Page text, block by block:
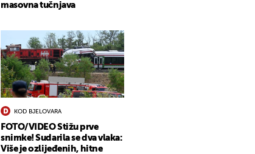
masovna tučnjava
KOD BJELOVARA
FOTO/VIDEO Stižu prve
snimke! Sudarila se dva vlaka:
Više je ozlijeđenih, hitne